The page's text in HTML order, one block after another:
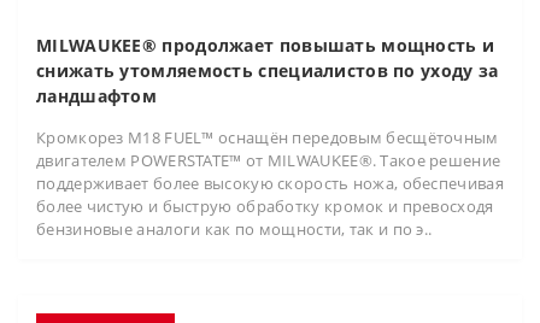
MILWAUKEE® продолжает повышать мощность и
снижать утомляемость специалистов по уходу за
ландшафтом
Кромкорез M18 FUEL™ оснащён передовым бесщёточным
двигателем POWERSTATE™ от MILWAUKEE®. Такое решение
поддерживает более высокую скорость ножа, обеспечивая
более чистую и быструю обработку кромок и превосходя
бензиновые аналоги как по мощности, так и по э..